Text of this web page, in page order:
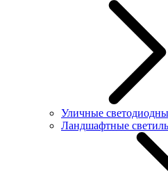
Уличные
Ландшафтные